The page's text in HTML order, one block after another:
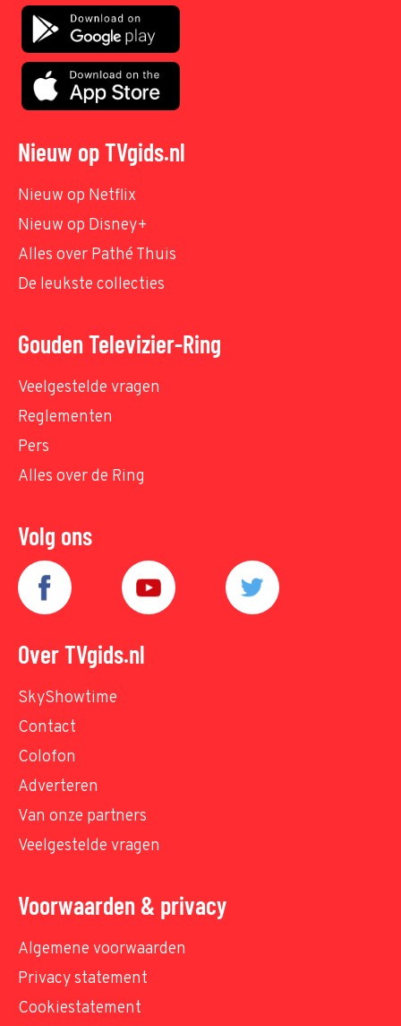
Nieuw op TVgids.nl
Nieuw op Netflix
Nieuw op Disney+
Alles over Pathé Thuis
De leukste collecties
Gouden Televizier-Ring
Veelgestelde vragen
Reglementen
Pers
Alles over de Ring
Volg ons
Over TVgids.nl
SkyShowtime
Contact
Colofon
Adverteren
Van onze partners
Veelgestelde vragen
Voorwaarden & privacy
Algemene voorwaarden
Privacy statement
Cookiestatement